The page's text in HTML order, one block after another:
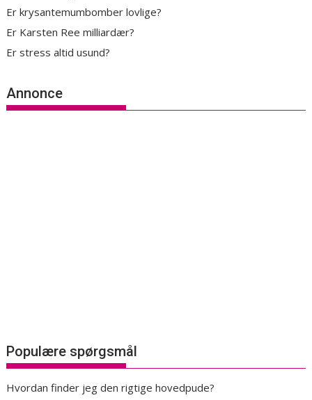
Er krysantemumbomber lovlige?
Er Karsten Ree milliardær?
Er stress altid usund?
Annonce
Populære spørgsmål
Hvordan finder jeg den rigtige hovedpude?